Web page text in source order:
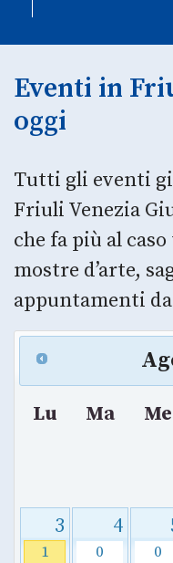
Eventi in
oggi
Tutti gli eventi
Friuli Venezia
che fa più al
mostre d’arte,
appuntamenti
Lu Ma Me
3
1
4
0 0